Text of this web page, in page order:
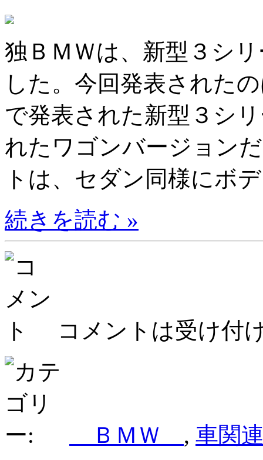
独ＢＭＷは、新型３シ
した。今回発表された
で発表された新型３シ
れたワゴンバージョン
トは、セダン同様にボ
続きを読む »
コメントは受け付
ＢＭＷ , 車関